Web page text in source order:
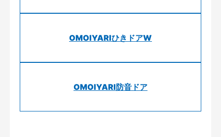
OMOIYARIひきドアW
OMOIYARI防音ドア